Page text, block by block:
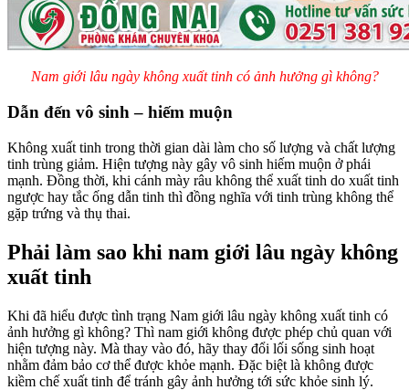
Nam giới lâu ngày không xuất tinh có ảnh hưởng gì không?
Dẫn đến vô sinh – hiếm muộn
Không xuất tinh trong thời gian dài làm cho số lượng và chất lượng
tinh trùng giảm. Hiện tượng này gây vô sinh hiếm muộn ở phái
mạnh. Đồng thời, khi cánh mày râu không thể xuất tinh do xuất tinh
ngược hay tắc ống dẫn tinh thì đồng nghĩa với tinh trùng không thể
gặp trứng và thụ thai.
Phải làm sao khi nam giới lâu ngày không
xuất tinh
Khi đã hiểu được tình trạng Nam giới lâu ngày không xuất tinh có
ảnh hưởng gì không? Thì nam giới không được phép chủ quan với
hiện tượng này. Mà thay vào đó, hãy thay đổi lối sống sinh hoạt
nhằm đảm bảo cơ thể được khỏe mạnh. Đặc biệt là không được
kiềm chế xuất tinh để tránh gây ảnh hưởng tới sức khỏe sinh lý.